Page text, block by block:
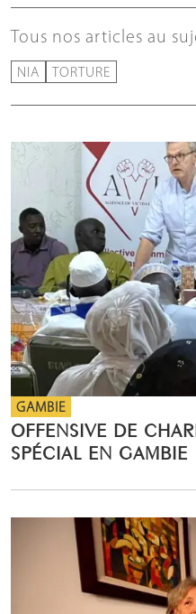
Tous nos articles au
NIA TORTURE
GAMBIE
OFFENSIVE DE
SPÉCIAL EN GAMBIE